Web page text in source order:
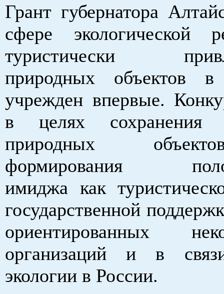
Грант губернатора
сфере экологической
туристически
природных объектов
учрежден впервые.
в целях сохранения
природных
формирования
имиджа как
государственной
ориентированных
организаций и в
экологии в России.